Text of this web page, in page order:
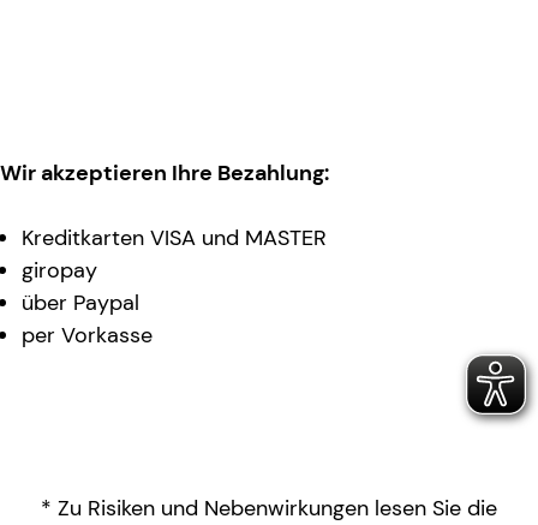
Wir akzeptieren Ihre Bezahlung:
Kreditkarten VISA und MASTER
giropay
über Paypal
per Vorkasse
* Zu Risiken und Nebenwirkungen lesen Sie die